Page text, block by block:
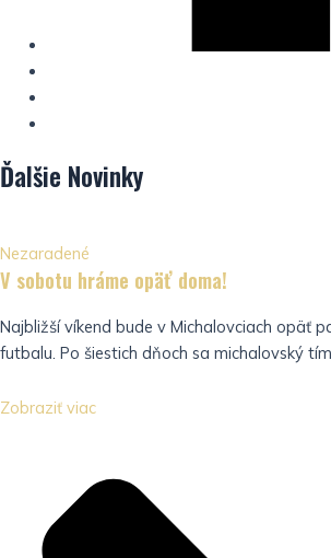
Ďalšie Novinky
Nezaradené
V sobotu hráme opäť doma!
Najbližší víkend bude v Michalovciach opäť
futbalu. Po šiestich dňoch sa michalovský
Zobraziť viac